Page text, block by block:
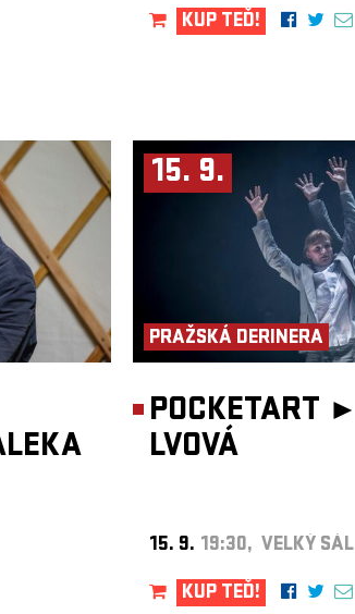
KUP TEĎ!
15. 9.
PRAŽSKÁ DERINERA
POCKETART ►
LVOVÁ
15. 9. 19:30, VELKÝ SÁL
KUP TEĎ!